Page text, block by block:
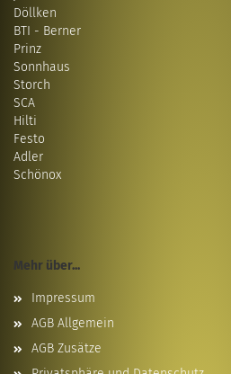
Döllken
BTI - Berner
Prinz
Sonnhaus
Storch
SCA
Hilti
Festo
Adler
Schönox
Mehr über...
Impressum
AGB Allgemein
AGB Zusätze